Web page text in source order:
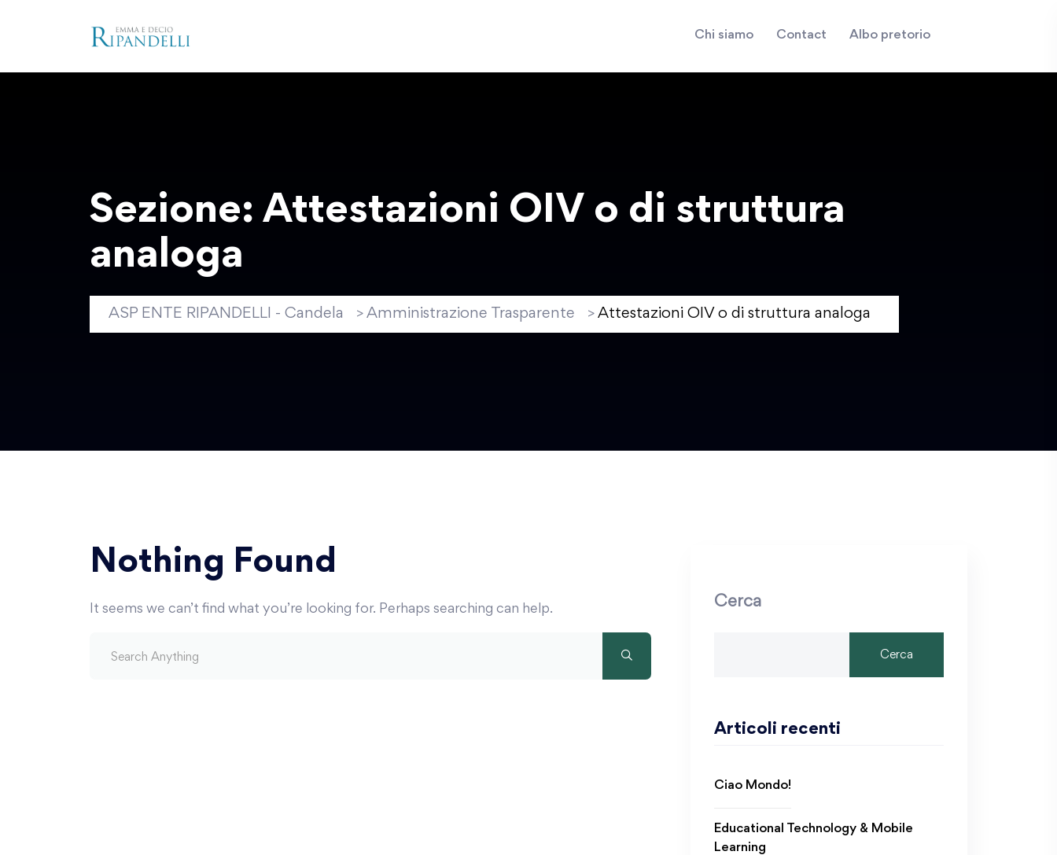
Chi siamo Contact Albo pretorio
Sezione: Attestazioni OIV o di struttura
analoga
ASP ENTE RIPANDELLI - Candela > Amministrazione Trasparente > Attestazioni OIV o di struttura analoga
Nothing Found
It seems we can’t find what you’re looking for. Perhaps searching can help. Cerca
Cerca
Articoli recenti
Ciao Mondo!
Educational Technology & Mobile
Learning